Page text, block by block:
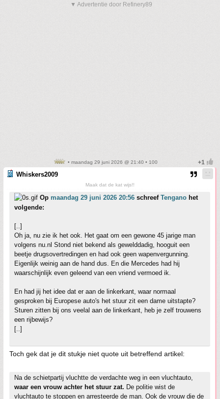
▼ Advertentie door Refinery89
• maandag 29 juni 2026 @ 21:40 • 100
Whiskers2009
Maak dat de kat wijs!!
Op maandag 29 juni 2026 20:56 schreef Tengano het
volgende:
[..]
Oh ja, nu zie ik het ook. Het gaat om een gewone 45 jarige man
volgens nu.nl Stond niet bekend als gewelddadig, hooguit een
beetje drugsovertredingen en had ook geen wapenvergunning.
Eigenlijk weinig aan de hand dus. En die Mercedes had hij
waarschijnlijk even geleend van een vriend vermoed ik.
En had jij het idee dat er aan de linkerkant, waar normaal
gesproken bij Europese auto's het stuur zit een dame uitstapte?
Sturen zitten bij ons veelal aan de linkerkant, heb je zelf trouwens
een rijbewijs?
[..]
Toch gek dat je dit stukje niet quote uit betreffend artikel:
Na de schietpartij vluchtte de verdachte weg in een vluchtauto,
waar een vrouw achter het stuur zat. De politie wist de
vluchtauto te stoppen en arresteerde de man. Ook de vrouw die de